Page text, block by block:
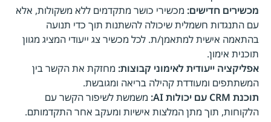
מכשירים חדישים: מכשירי כושר מתקדמים ללא משקולות, אלא
עם התנגדות חשמלית שיכולה להשתנות תוך כדי תנועה
בהתאמה אישית למתאמן/ת. לכל מכשיר צג ייעודי המציג מגוון
תוכנית אימון.
אפליקציה ייעודית לאימוני קבוצות: מחזקת את הקשר בין
המשתתפים ומעודדת קהילה בריאה ומגובשת.
תוכנת CRM עם יכולותAI
: משמשת לשיפור הקשר עם
הלקוחות, תוך מתן המלצות אישיות ומעקב אחר התקדמותם.